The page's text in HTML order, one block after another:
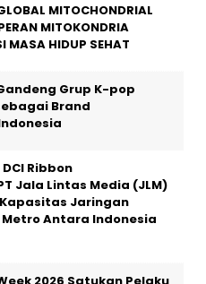
MITOCHONDRIAL
MITOKONDRIA
MASA HIDUP SEHAT
Grup K-pop
Brand
Ribbon
Jala Lintas Media (JLM)
Jaringan
Antara Indonesia
2026 Satukan Pelaku